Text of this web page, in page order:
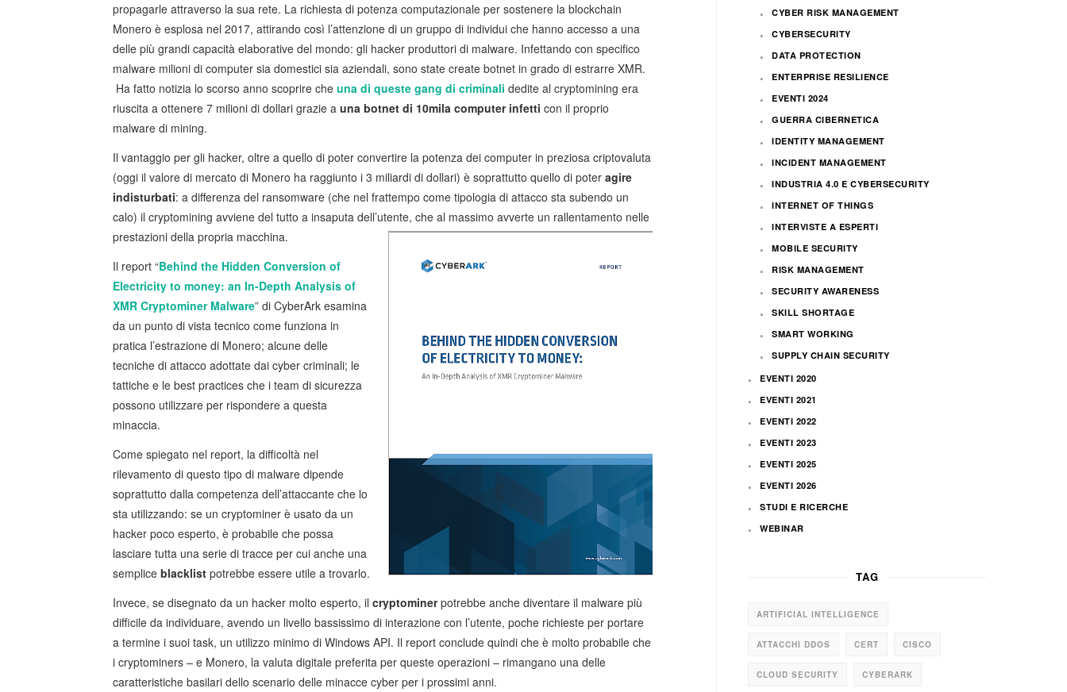
propagarle attraverso la sua rete. La richiesta di potenza computazionale per sostenere la blockchain
Monero è esplosa nel 2017, attirando così l’attenzione di un gruppo di individui che hanno accesso a una
delle più grandi capacità elaborative del mondo: gli hacker produttori di malware. Infettando con specifico
malware milioni di computer sia domestici sia aziendali, sono state create botnet in grado di estrarre XMR.
Ha fatto notizia lo scorso anno scoprire che una di queste gang di criminali dedite al cryptomining era
riuscita a ottenere 7 milioni di dollari grazie a una botnet di 10mila computer infetti con il proprio
malware di mining.
Il vantaggio per gli hacker, oltre a quello di poter convertire la potenza dei computer in preziosa criptovaluta
(oggi il valore di mercato di Monero ha raggiunto i 3 miliardi di dollari) è soprattutto quello di poter agire
indisturbati: a differenza del ransomware (che nel frattempo come tipologia di attacco sta subendo un
calo) il cryptomining avviene del tutto a insaputa dell’utente, che al massimo avverte un rallentamento nelle
prestazioni della propria macchina.
Il report “Behind the Hidden Conversion of
Electricity to money: an In-Depth Analysis of
XMR Cryptominer Malware” di CyberArk esamina
da un punto di vista tecnico come funziona in
pratica l’estrazione di Monero; alcune delle
tecniche di attacco adottate dai cyber criminali; le
tattiche e le best practices che i team di sicurezza
possono utilizzare per rispondere a questa
minaccia.
Come spiegato nel report, la difficoltà nel
rilevamento di questo tipo di malware dipende
soprattutto dalla competenza dell’attaccante che lo
sta utilizzando: se un cryptominer è usato da un
hacker poco esperto, è probabile che possa
lasciare tutta una serie di tracce per cui anche una
semplice blacklist potrebbe essere utile a trovarlo.
Invece, se disegnato da un hacker molto esperto, il cryptominerpotrebbe anche diventare il malware più
difficile da individuare, avendo un livello bassissimo di interazione con l’utente, poche richieste per portare
a termine i suoi task, un utilizzo minimo di Windows API. Il report conclude quindi che è molto probabile che
i cryptominers – e Monero, la valuta digitale preferita per queste operazioni – rimangano una delle
caratteristiche basilari dello scenario delle minacce cyber per i prossimi anni.
CYBER RISK MANAGEMENT
CYBERSECURITY
DATA PROTECTION
ENTERPRISE RESILIENCE
EVENTI 2024
GUERRA CIBERNETICA
IDENTITY MANAGEMENT
INCIDENT MANAGEMENT
INDUSTRIA 4.0 E CYBERSECURITY
INTERNET OF THINGS
INTERVISTE A ESPERTI
MOBILE SECURITY
RISK MANAGEMENT
SECURITY AWARENESS
SKILL SHORTAGE
SMART WORKING
SUPPLY CHAIN SECURITY
EVENTI 2020
EVENTI 2021
EVENTI 2022
EVENTI 2023
EVENTI 2025
EVENTI 2026
STUDI E RICERCHE
WEBINAR
TAG
ARTIFICIAL INTELLIGENCE
ATTACCHI DDOS CERT CISCO
CLOUD SECURITY CYBERARK